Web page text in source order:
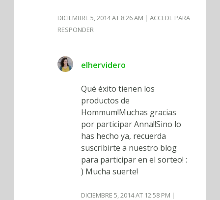
DICIEMBRE 5, 2014 AT 8:26 AM
ACCEDE PARA
RESPONDER
elhervidero
Qué éxito tienen los
productos de
Hommum!Muchas gracias
por participar Anna!!Sino lo
has hecho ya, recuerda
suscribirte a nuestro blog
para participar en el sorteo! :
) Mucha suerte!
DICIEMBRE 5, 2014 AT 12:58 PM